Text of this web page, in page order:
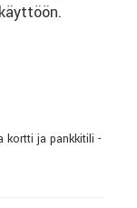
kortti ja pankkitili -